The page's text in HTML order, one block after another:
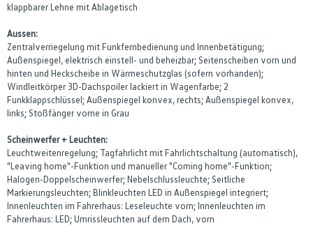
klappbarer Lehne mit Ablagetisch
Aussen:
Zentralverriegelung mit Funkfernbedienung und Innenbetätigung;
Außenspiegel, elektrisch einstell- und beheizbar; Seitenscheiben vorn und
hinten und Heckscheibe in Wärmeschutzglas (sofern vorhanden);
Windleitkörper 3D-Dachspoiler lackiert in Wagenfarbe; 2
Funkklappschlüssel; Außenspiegel konvex, rechts; Außenspiegel konvex,
links; Stoßfänger vorne in Grau
Scheinwerfer + Leuchten:
Leuchtweitenregelung; Tagfahrlicht mit Fahrlichtschaltung (automatisch),
"Leaving home"-Funktion und manueller "Coming home"-Funktion;
Halogen-Doppelscheinwerfer; Nebelschlussleuchte; Seitliche
Markierungsleuchten; Blinkleuchten LED in Außenspiegel integriert;
Innenleuchten im Fahrerhaus: Leseleuchte vorn; Innenleuchten im
Fahrerhaus: LED; Umrissleuchten auf dem Dach, vorn